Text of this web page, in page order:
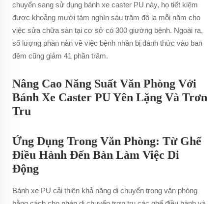
chuyển sang sử dụng bánh xe caster PU này, họ tiết kiệm
được khoảng mười tám nghìn sáu trăm đô la mỗi năm cho
việc sửa chữa sàn tại cơ sở có 300 giường bệnh. Ngoài ra,
số lượng phàn nàn về việc bệnh nhân bị đánh thức vào ban
đêm cũng giảm 41 phần trăm.
Nâng Cao Năng Suất Văn Phòng Với
Bánh Xe Caster PU Yên Lặng Và Trơn
Tru
Ứng Dụng Trong Văn Phòng: Từ Ghế
Điều Hành Đến Bàn Làm Việc Di
Động
Bánh xe PU cải thiện khả năng di chuyển trong văn phòng